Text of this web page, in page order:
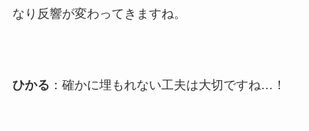
なり反響が変わってきますね。
ひかる ：確かに埋もれない工夫は大切ですね…！